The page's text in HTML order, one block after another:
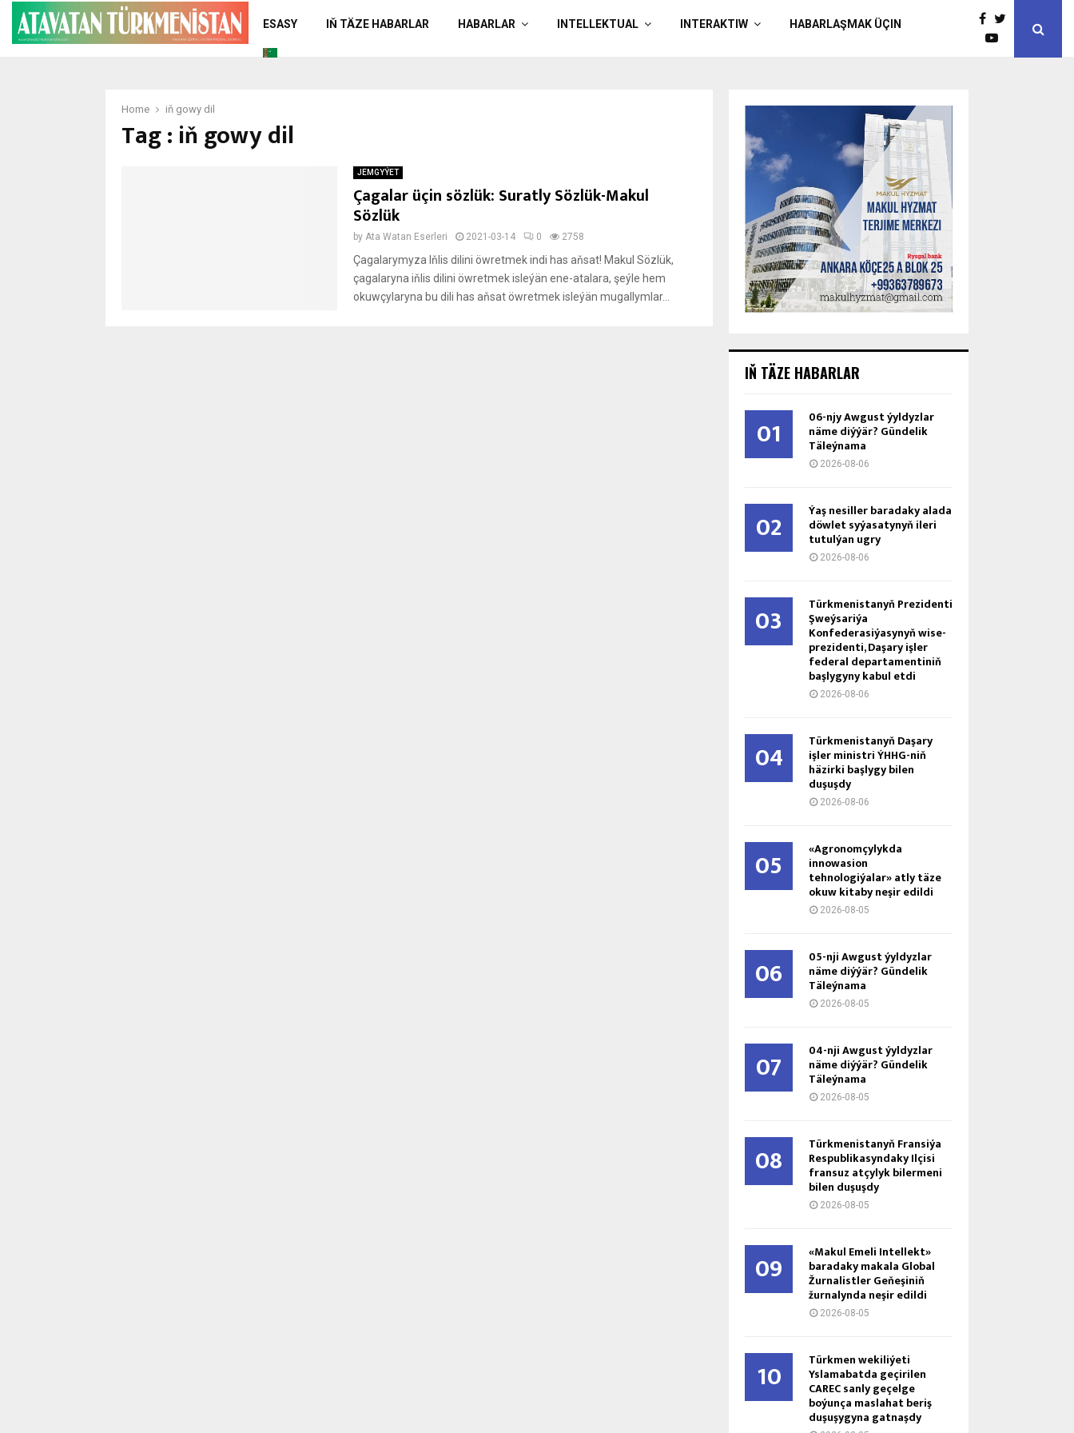
ESASY IŇ TÄZE HABARLAR HABARLAR INTELLEKTUAL INTERAKTIW HABARLAŞMAK ÜÇIN
Home iň gowy dil
Tag : iň gowy dil
JEMGYÝET
Çagalar üçin sözlük: Suratly Sözlük-Makul
Sözlük
by Ata Watan Eserleri 2021-03-14 0 2758
Çagalarymyza Iňlis dilini öwretmek indi has aňsat! Makul Sözlük,
çagalaryna iňlis dilini öwretmek isleýän ene-atalara, şeýle hem
okuwçylaryna bu dili has aňsat öwretmek isleýän mugallymlar...
IŇ TÄZE HABARLAR
01 06-njy Awgust ýyldyzlar
näme diýýär? Gündelik
Täleýnama
2026-08-06
02 Ýaş ne­sil­ler ba­ra­da­ky ala­da
döw­let sy­ýa­sa­ty­nyň ile­ri
tu­tul­ýan ug­ry
2026-08-06
03 Türkmenistanyň Prezidenti
Şweýsariýa
Konfederasiýasynyň wise-
prezidenti, Daşary işler
federal departamentiniň
başlygyny kabul etdi
2026-08-06
04 Türkmenistanyň Daşary
işler ministri ÝHHG-niň
häzirki başlygy bilen
duşuşdy
2026-08-06
05 «Agronomçylykda
innowasion
tehnologiýalar» atly täze
okuw kitaby neşir edildi
2026-08-05
06 05-nji Awgust ýyldyzlar
näme diýýär? Gündelik
Täleýnama
2026-08-05
07 04-nji Awgust ýyldyzlar
näme diýýär? Gündelik
Täleýnama
2026-08-05
08 Türkmenistanyň Fransiýa
Respublikasyndaky Ilçisi
fransuz atçylyk bilermeni
bilen duşuşdy
2026-08-05
09 «Makul Emeli Intellekt»
baradaky makala Global
Žurnalistler Geňeşiniň
žurnalynda neşir edildi
2026-08-05
10 Türkmen wekiliýeti
Yslamabatda geçirilen
CAREC sanly geçelge
boýunça maslahat beriş
duşuşygyna gatnaşdy